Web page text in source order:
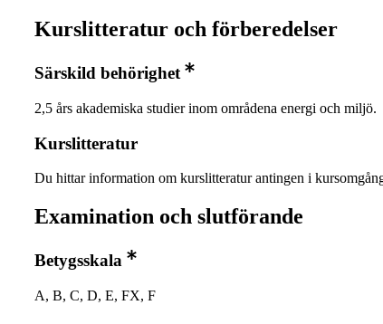
Kurslitteratur och förberedelser
Särskild behörighet
2,5 års akademiska studier inom områdena energi och miljö.
Kurslitteratur
Du hittar information om kurslitteratur antingen i
Examination och slutförande
Betygsskala
A, B, C, D, E, FX, F